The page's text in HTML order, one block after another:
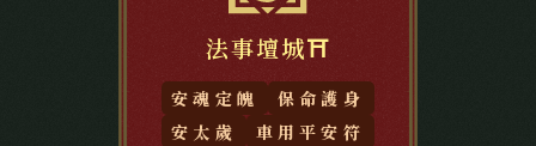
法事壇城⛩️
安魂定魄
保命護身
安太歲
車用平安符